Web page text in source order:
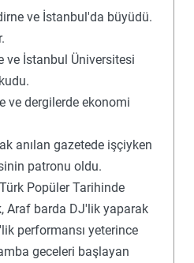
ve İstanbul'da büyüdü.
ve İstanbul Üniversitesi
ve dergilerde ekonomi
anılan gazetede işçiyken
patronu oldu.
Popüler Tarihinde
Araf barda DJ'lik yaparak
performansı yeterince
geceleri başlayan